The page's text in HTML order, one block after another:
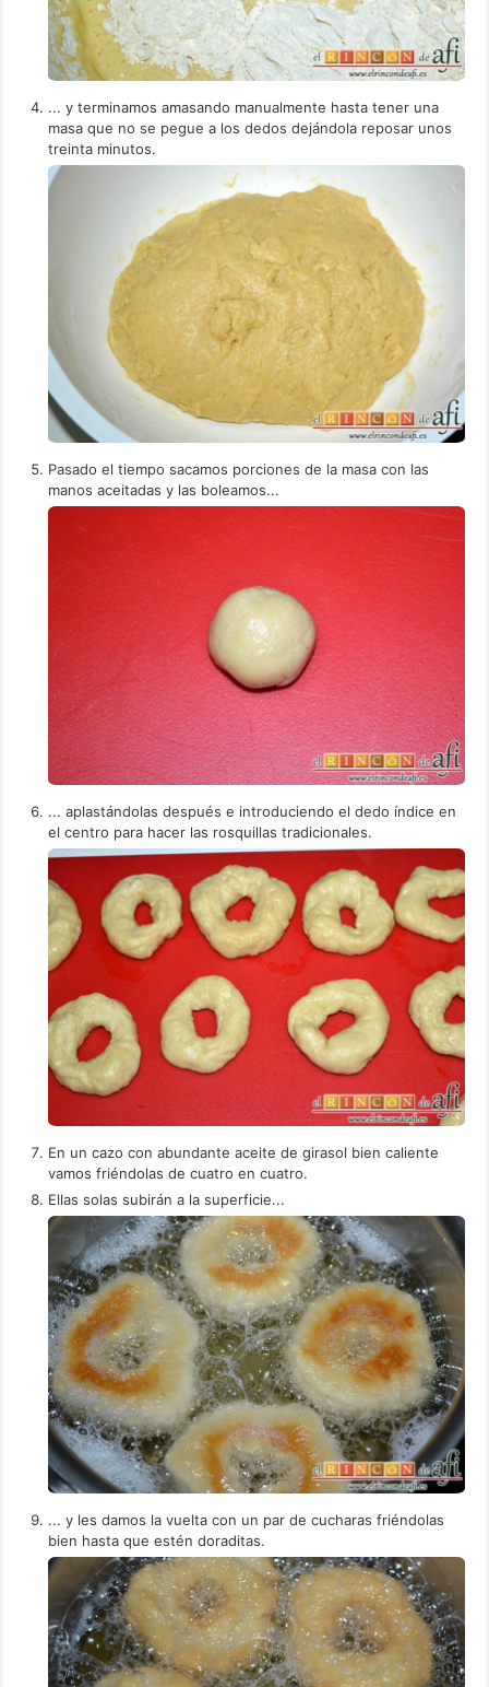
... y terminamos amasando manualmente hasta tener una
masa que no se pegue a los dedos dejándola reposar unos
treinta minutos.
Pasado el tiempo sacamos porciones de la masa con las
manos aceitadas y las boleamos...
... aplastándolas después e introduciendo el dedo índice en
el centro para hacer las rosquillas tradicionales.
En un cazo con abundante aceite de girasol bien caliente
vamos friéndolas de cuatro en cuatro.
Ellas solas subirán a la superficie...
... y les damos la vuelta con un par de cucharas friéndolas
bien hasta que estén doraditas.